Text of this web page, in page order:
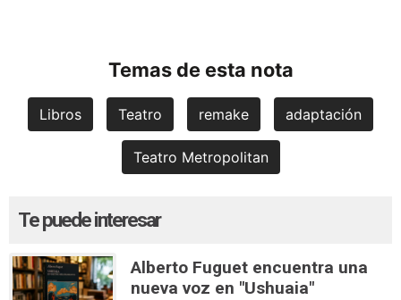
Temas de esta nota
Libros Teatro remake adaptación
Teatro Metropolitan
Te puede interesar
Alberto Fuguet encuentra una
nueva voz en "Ushuaia"